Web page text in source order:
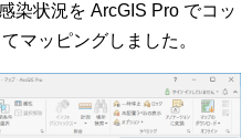
染状況を ArcGIS Pro でコッ
マッピングしました。